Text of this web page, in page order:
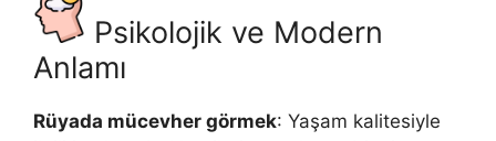
Psikolojik ve Modern
Anlamı
Rüyada mücevher görmek: Yaşam kalitesiyle